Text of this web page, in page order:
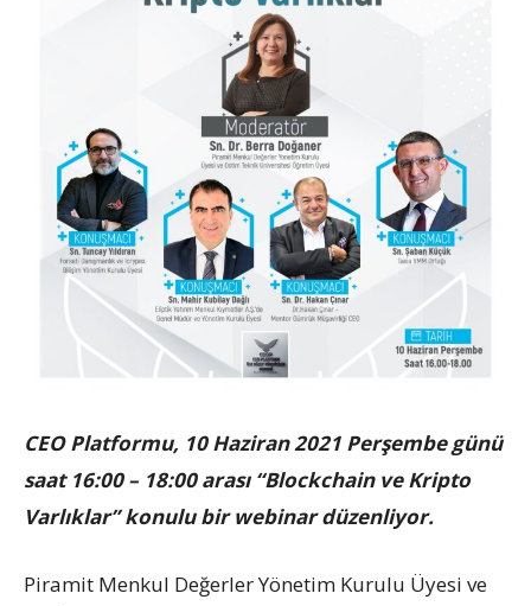
CEO Platformu, 10 Haziran 2021 Perşembe günü
saat 16:00 – 18:00 arası “Blockchain ve Kripto
Varlıklar” konulu bir webinar düzenliyor.
Piramit Menkul Değerler Yönetim Kurulu Üyesi ve